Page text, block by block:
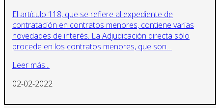
El artículo 118, que se refiere al expediente de
contratación en contratos menores, contiene varias
novedades de interés. La Adjudicación directa sólo
procede en los contratos menores, que son…
Leer más...
02-02-2022